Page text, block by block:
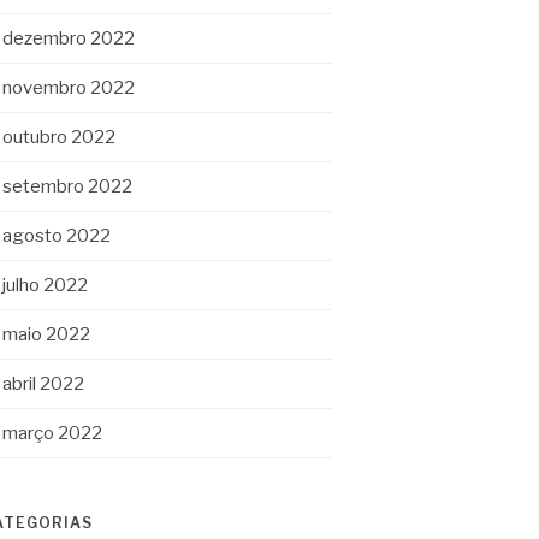
dezembro 2022
novembro 2022
outubro 2022
setembro 2022
agosto 2022
julho 2022
maio 2022
abril 2022
março 2022